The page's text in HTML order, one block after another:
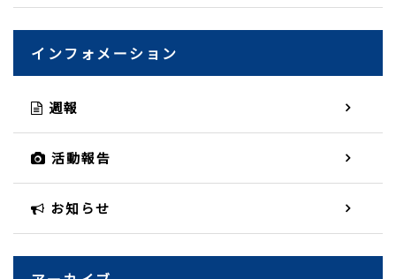
インフォメーション
週報
活動報告
お知らせ